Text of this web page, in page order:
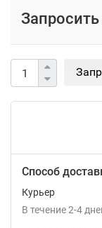
Способ
Курьер
В течение2-4